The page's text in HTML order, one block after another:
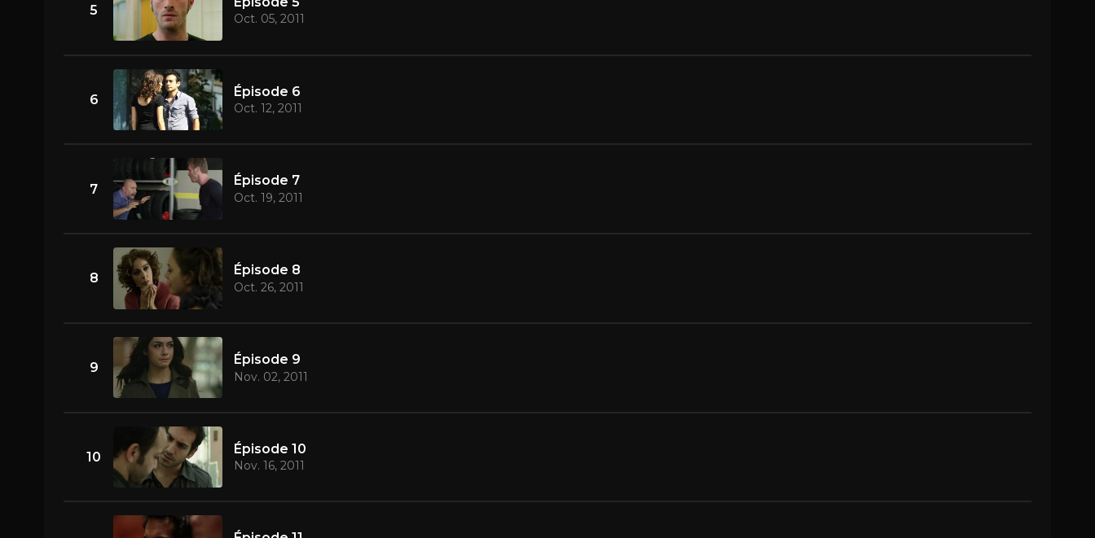
5
Oct. 05, 2011
6
Épisode 6
Oct. 12, 2011
7
Épisode 7
Oct. 19, 2011
8
Épisode 8
Oct. 26, 2011
9
Épisode 9
Nov. 02, 2011
10
Épisode 10
Nov. 16, 2011